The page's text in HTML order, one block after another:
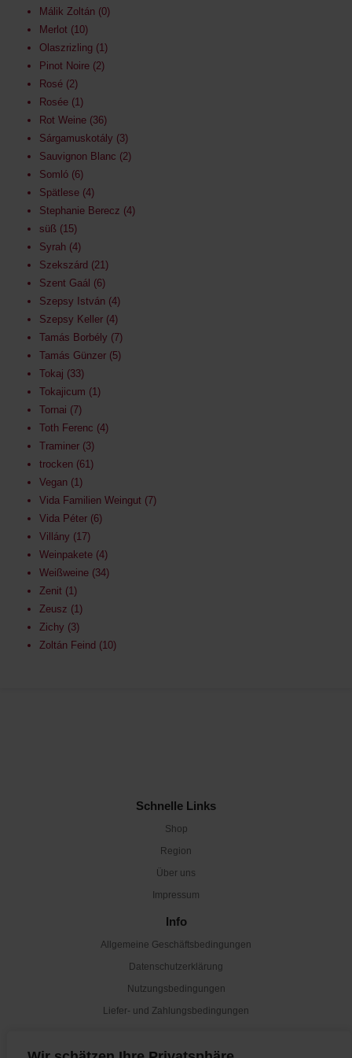
Málik Zoltán 0
Merlot 10
Olaszrizling 1
Pinot Noire 2
Rosé 2
Rosée 1
Rot Weine 36
Sárgamuskotály 3
Sauvignon Blanc 2
Somló 6
Spätlese 4
Stephanie Berecz 4
süß 15
Syrah 4
Szekszárd 21
Szent Gaál 6
Szepsy István 4
Szepsy Keller 4
Tamás Borbély 7
Tamás Günzer 5
Tokaj 33
Tokajicum 1
Tornai 7
Toth Ferenc 4
Traminer 3
trocken 61
Vegan 1
Vida Familien Weingut 7
Vida Péter 6
Villány 17
Weinpakete 4
Weißweine 34
Zenit 1
Zeusz 1
Zichy 3
Zoltán Feind 10
Schnelle Links
Shop
Region
Über uns
Impressum
Info
Allgemeine Geschäftsbedingungen
Datenschutzerklärung
Nutzungsbedingungen
Liefer- und Zahlungsbedingungen